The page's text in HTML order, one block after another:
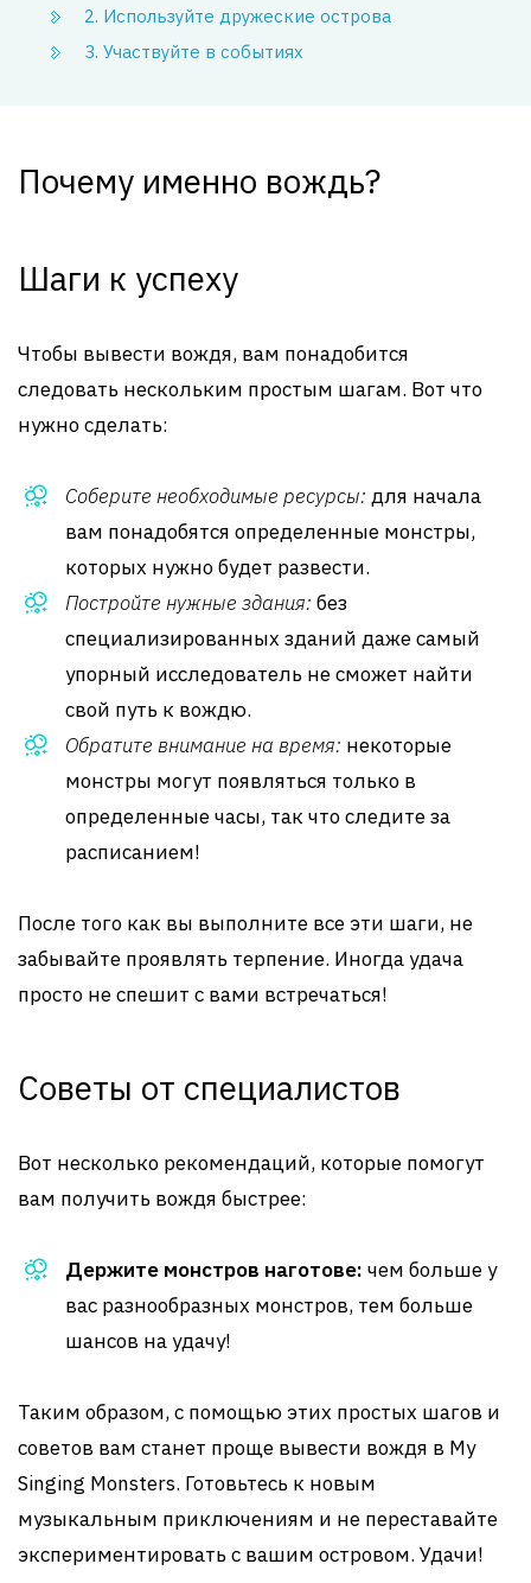
2. Используйте дружеские острова
3. Участвуйте в событиях
Почему именно вождь?
Шаги к успеху
Чтобы вывести вождя, вам понадобится
следовать нескольким простым шагам. Вот что
нужно сделать:
Соберите необходимые ресурсы: для начала
вам понадобятся определенные монстры,
которых нужно будет развести.
Постройте нужные здания: без
специализированных зданий даже самый
упорный исследователь не сможет найти
свой путь к вождю.
Обратите внимание на время: некоторые
монстры могут появляться только в
определенные часы, так что следите за
расписанием!
После того как вы выполните все эти шаги, не
забывайте проявлять терпение. Иногда удача
просто не спешит с вами встречаться!
Советы от специалистов
Вот несколько рекомендаций, которые помогут
вам получить вождя быстрее:
Держите монстров наготове: чем больше у
вас разнообразных монстров, тем больше
шансов на удачу!
Таким образом, с помощью этих простых шагов и
советов вам станет проще вывести вождя в My
Singing Monsters. Готовьтесь к новым
музыкальным приключениям и не переставайте
экспериментировать с вашим островом. Удачи!